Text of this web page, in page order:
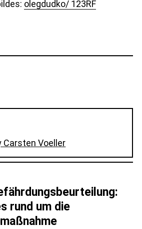
olegdudko/ 123RF
Carsten Voeller
rund um die